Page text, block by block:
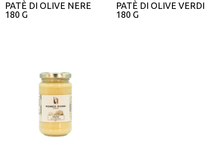
PATÈ DI OLIVE NERE
180 G
PATÈ DI OLIVE VERDI
180 G